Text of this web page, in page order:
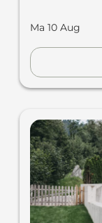
Ma 10 Aug